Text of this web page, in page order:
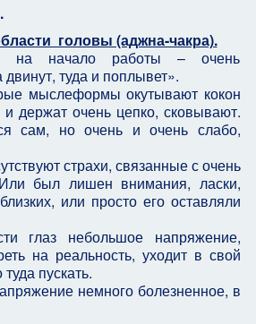
головы (аджна-чакра).
на начало работы – очень
двинут, туда и поплывет».
мыслеформы окутывают кокон
держат очень цепко, сковывают.
сам, но очень и очень слабо,
страхи, связанные с очень
был лишен внимания, ласки,
или просто его оставляли
глаз небольшое напряжение,
на реальность, уходит в свой
пускать.
немного болезненное, в